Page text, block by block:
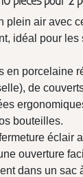
plein air avec
idéal pour les
en porcelaine
de
bouteilles.
éclair
ouverture
dans un sac